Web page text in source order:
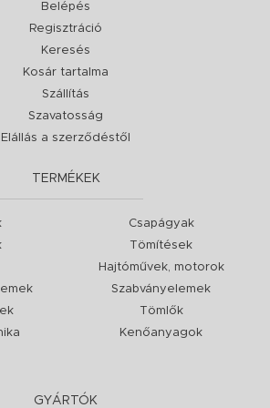
Belépés
Regisztráció
Keresés
Kosár tartalma
Szállítás
Szavatosság
Elállás a szerződéstől
TERMÉKEK
Csapágyak
Tömítések
Hajtóművek, motorok
Szabványelemek
Tömlők
Kenőanyagok
GYÁRTÓK